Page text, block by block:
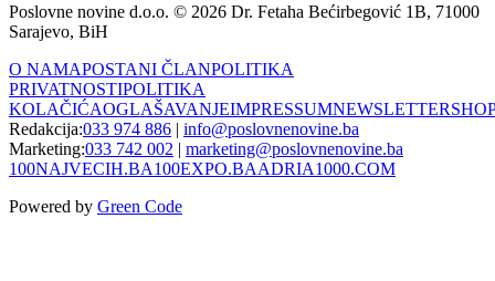
Poslovne novine d.o.o. © 2026 Dr. Fetaha Bećirbegović 1B, 71000
Sarajevo, BiH
O NAMAPOSTANI ČLANPOLITIKA
PRIVATNOSTIPOLITIKA
KOLAČIĆAOGLAŠAVANJEIMPRESSUMNEWSLETTER
Redakcija:033 974 886 | info@poslovnenovine.ba
Marketing:033 742 002 | marketing@poslovnenovine.ba
100NAJVECIH.BA100EXPO.BAADRIA1000.COM
Powered by Green Code